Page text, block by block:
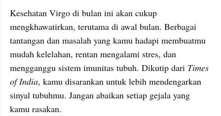
Kesehatan Virgo di bulan ini akan cukup
mengkhawatirkan, terutama di awal bulan. Berbagai
tantangan dan masalah yang kamu hadapi membuatmu
mudah kelelahan, rentan mengalami stres, dan
mengganggu sistem imunitas tubuh. Dikutip dari Times
of India, kamu disarankan untuk lebih mendengarkan
sinyal tubuhmu. Jangan abaikan setiap gejala yang
kamu rasakan.